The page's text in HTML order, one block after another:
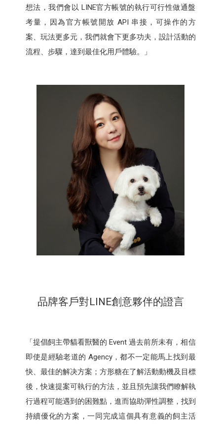
想法，我們會以 LINE官方帳號的執行可行性做通盤
考量，因為官方帳號開放 API 串接，可操作的方
案、玩法更多元，我們就會下更多功夫，設計活動的
流程、步驟，達到最佳化用戶體驗。」
品牌客戶對LINE創意夥伴的證言
「提倡飼主帶貓看獸醫的 Event 過去前所未有，相信
即使是經驗老道的 Agency，都不一定能馬上找到最
快、最佳的解决方案；方形糖在了解活動動機及目標
後，快速提案可執行的方法，並且預先讓我們瞭解執
行過程可能遇到的困難點，進而協助彈性調整，找到
持續優化的方案，一同完成這個具有意義的飼主活